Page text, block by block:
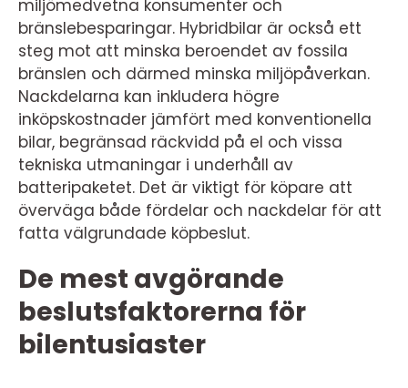
miljömedvetna konsumenter och
bränslebesparingar. Hybridbilar är också ett
steg mot att minska beroendet av fossila
bränslen och därmed minska miljöpåverkan.
Nackdelarna kan inkludera högre
inköpskostnader jämfört med konventionella
bilar, begränsad räckvidd på el och vissa
tekniska utmaningar i underhåll av
batteripaketet. Det är viktigt för köpare att
överväga både fördelar och nackdelar för att
fatta välgrundade köpbeslut.
De mest avgörande
beslutsfaktorerna för
bilentusiaster